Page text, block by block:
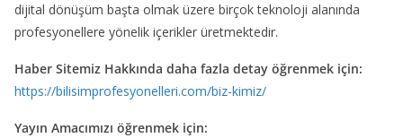
dijital dönüşüm başta olmak üzere birçok teknoloji alanında
profesyonellere yönelik içerikler üretmektedir.
Haber Sitemiz Hakkında daha fazla detay öğrenmek için:
https://bilisimprofesyonelleri.com/biz-kimiz/
Yayın Amacımızı öğrenmek için: